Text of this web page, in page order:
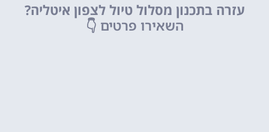
עזרה בתכנון מסלול טיול לצפון איטליה?
השאירו פרטים 👇